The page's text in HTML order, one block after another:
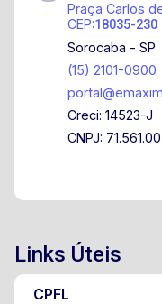
Praça Carlos
CEP:18035-230
Sorocaba - SP
(15) 2101-0900
Creci: 14523-J
CNPJ:
Links Úteis
CPFL